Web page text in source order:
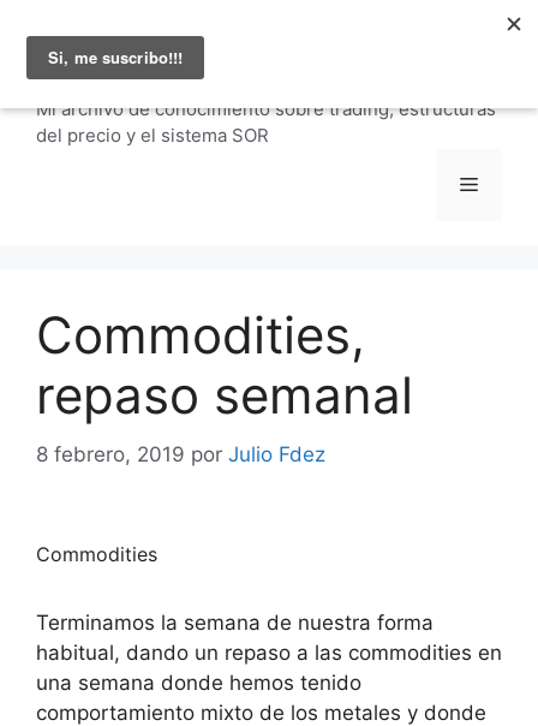
contenido
Julio Fernández |
carteraglobal.com
Mi archivo de conocimiento sobre trading, estructuras
del precio y el sistema SOR
Menú
Commodities,
repaso semanal
8 febrero, 2019 por Julio Fdez
Commodities
Terminamos la semana de nuestra forma
habitual, dando un repaso a las commodities en
una semana donde hemos tenido
comportamiento mixto de los metales y donde